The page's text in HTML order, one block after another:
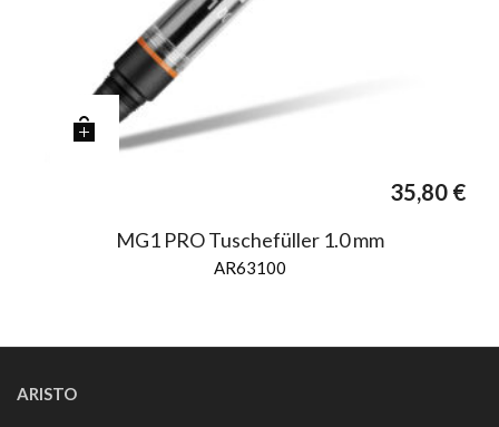
35,80 €
MG1 PRO Tuschefüller 1.0 mm
AR63100
ARISTO